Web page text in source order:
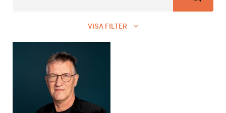
VISA FILTER